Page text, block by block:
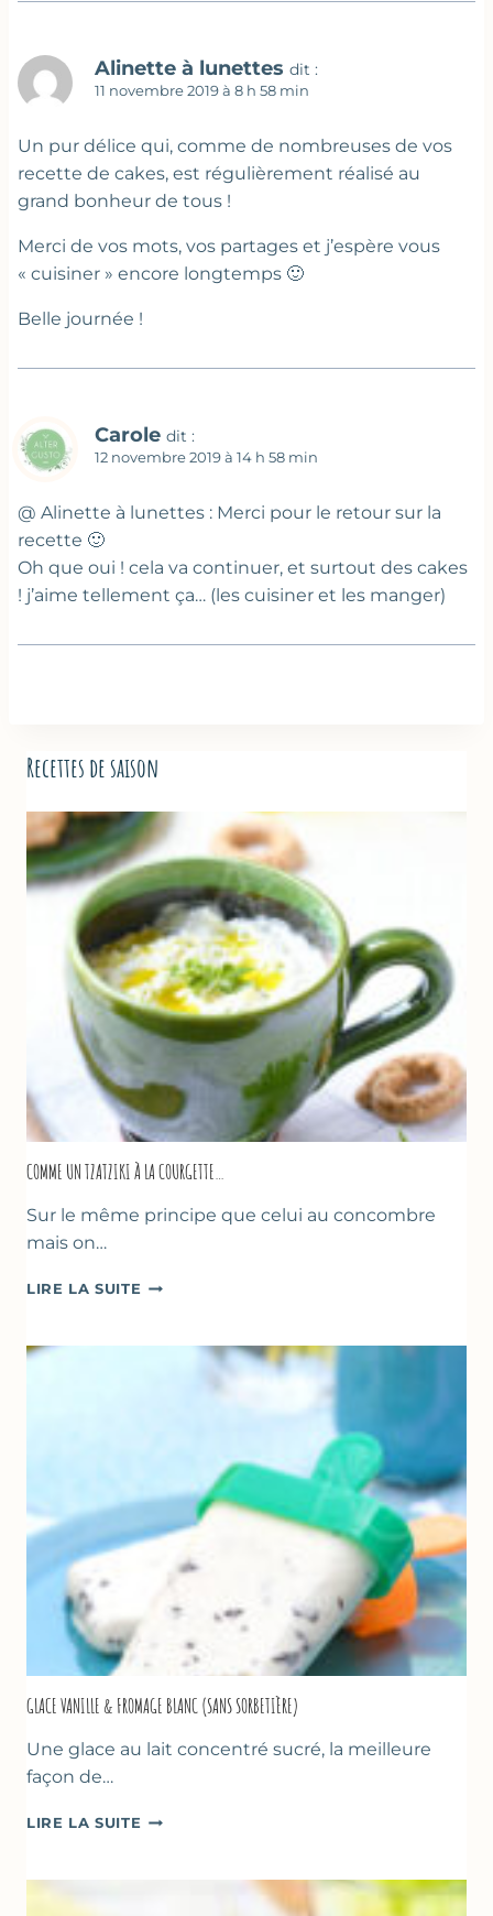
Alinette à lunettes dit :
11 novembre 2019 à 8 h 58 min
Un pur délice qui, comme de nombreuses de vos
recette de cakes, est régulièrement réalisé au
grand bonheur de tous !
Merci de vos mots, vos partages et j’espère vous
« cuisiner » encore longtemps 🙂
Belle journée !
Carole dit :
12 novembre 2019 à 14 h 58 min
@ Alinette à lunettes : Merci pour le retour sur la
recette 🙂
Oh que oui ! cela va continuer, et surtout des cakes
! j’aime tellement ça… (les cuisiner et les manger)
Recettes de saison
COMME UN TZATZIKI À LA COURGETTE…
Sur le même principe que celui au concombre
mais on…
LIRE LA SUITE COMME
À
COURGETTE…
GLACE VANILLE & FROMAGE BLANC (SANS SORBETIÈRE)
Une glace au lait concentré sucré, la meilleure
façon de…
LIRE LA SUITE GLACE